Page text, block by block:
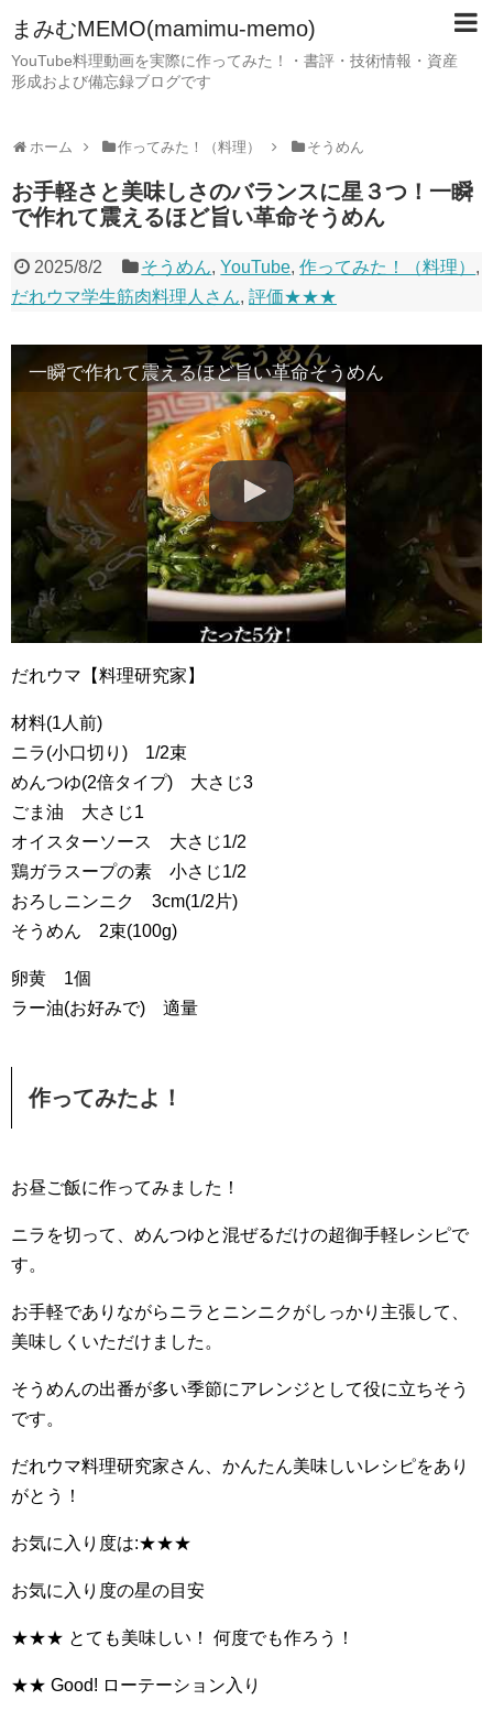
まみむMEMO(mamimu-memo)
YouTube料理動画を実際に作ってみた！・書評・技術情報・資産
形成および備忘録ブログです
ホーム 作ってみた！（料理） そうめん
お手軽さと美味しさのバランスに星３つ！一瞬
で作れて震えるほど旨い革命そうめん
2025/8/2 そうめん,YouTube,作ってみた！（料理） ,
だれウマ学生筋肉料理人さん, 評価★★★
一瞬で作れて震えるほど旨い革命そうめん
だれウマ【料理研究家】
材料(1人前)
ニラ(小口切り) 1/2束
めんつゆ(2倍タイプ) 大さじ3
ごま油 大さじ1
オイスターソース 大さじ1/2
鶏ガラスープの素 小さじ1/2
おろしニンニク 3cm(1/2片)
そうめん 2束(100g)
卵黄 1個
ラー油(お好みで) 適量
作ってみたよ！
お昼ご飯に作ってみました！
ニラを切って、めんつゆと混ぜるだけの超御手軽レシピで
す。
お手軽でありながらニラとニンニクがしっかり主張して、
美味しくいただけました。
そうめんの出番が多い季節にアレンジとして役に立ちそう
です。
だれウマ料理研究家さん、かんたん美味しいレシピをあり
がとう！
お気に入り度は:★★★
お気に入り度の星の目安
★★★ とても美味しい！ 何度でも作ろう！
★★ Good! ローテーション入り